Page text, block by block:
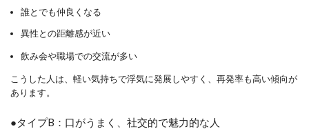
誰とでも仲良くなる
異性との距離感が近い
飲み会や職場での交流が多い
こうした人は、軽い気持ちで浮気に発展しやすく、再発率も高い傾向が
あります。
●タイプB：口がうまく、社交的で魅力的な人